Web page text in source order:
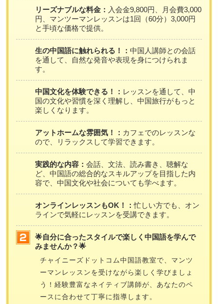
リーズナブルな料金： 入会金9,800円、月会費3,000
円、マンツーマンレッスンは1回（60分）3,000円
と手頃な価格で提供。
生の中国語に触れられる！：中国人講師との会話
を通して、自然な発音や表現を身につけられま
す。
中国文化を体験できる！： レッスンを通して、中
国の文化や習慣を深く理解し、中国旅行がもっと
楽しくなります。
アットホームな雰囲気！： カフェでのレッスンな
ので、リラックスして学習できます。
実践的な内容：会話、文法、読み書き、聴解な
ど、中国語の総合的なスキルアップを目指した内
容で、中国文化や社会についても学べます。
オンラインレッスンもOK！：忙しい方でも、オン
ラインで気軽にレッスンを受講できます。
🌟自分に合ったスタイルで楽しく中国語を学んで
みませんか？🌟
チャイニーズドットコム中国語教室で、マンツ
ーマンレッスンを受けながら楽しく学びましょ
う！経験豊富なネイティブ講師が、あなたのペ
ースに合わせて丁寧に指導します。